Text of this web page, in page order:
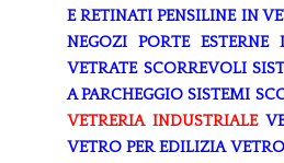
E RETINATI PENSILINE IN
NEGOZI PORTE ESTERNE
VETRATE SCORREVOLI
A PARCHEGGIO SISTEMI
VETRERIA INDUSTRIALE
VETRO PER EDILIZIA